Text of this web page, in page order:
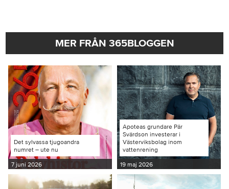
MER FRÅN 365BLOGGEN
Det sylvassa tjugoandra
numret – ute nu
7 juni 2026
Apoteas grundare Pär
Svärdson investerar i
Västerviksbolag inom
vattenrening
19 maj 2026